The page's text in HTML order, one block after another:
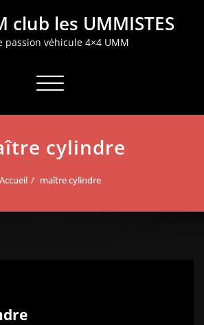
club les UMMISTES
passion véhicule 4×4 UMM
Afficher/masquer la navigation
cylindre
Accueil maître cylindre